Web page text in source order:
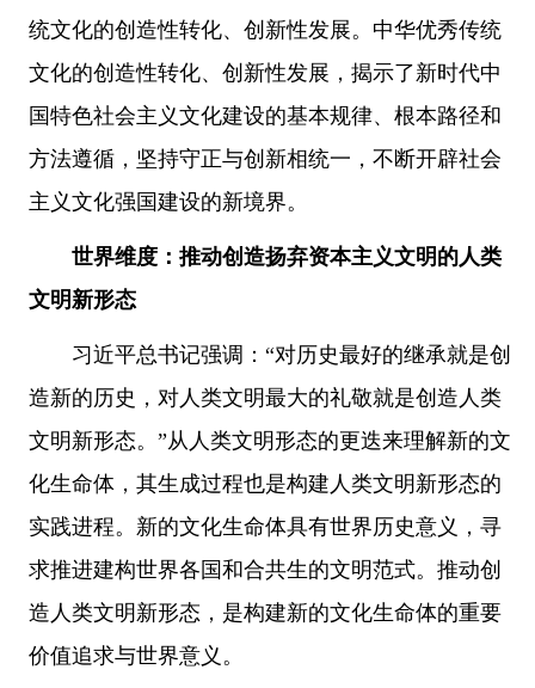
统文化的创造性转化、创新性发展。中华优秀传统
文化的创造性转化、创新性发展，揭示了新时代中
国特色社会主义文化建设的基本规律、根本路径和
方法遵循，坚持守正与创新相统一，不断开辟社会
主义文化强国建设的新境界。
世界维度：推动创造扬弃资本主义文明的人类
文明新形态
习近平总书记强调：“对历史最好的继承就是创
造新的历史，对人类文明最大的礼敬就是创造人类
文明新形态。”从人类文明形态的更迭来理解新的文
化生命体，其生成过程也是构建人类文明新形态的
实践进程。新的文化生命体具有世界历史意义，寻
求推进建构世界各国和合共生的文明范式。推动创
造人类文明新形态，是构建新的文化生命体的重要
价值追求与世界意义。